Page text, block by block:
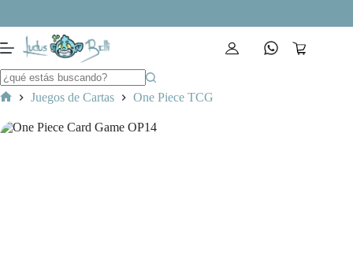
contenido
Carro
Juegos de Cartas One Piece TCG